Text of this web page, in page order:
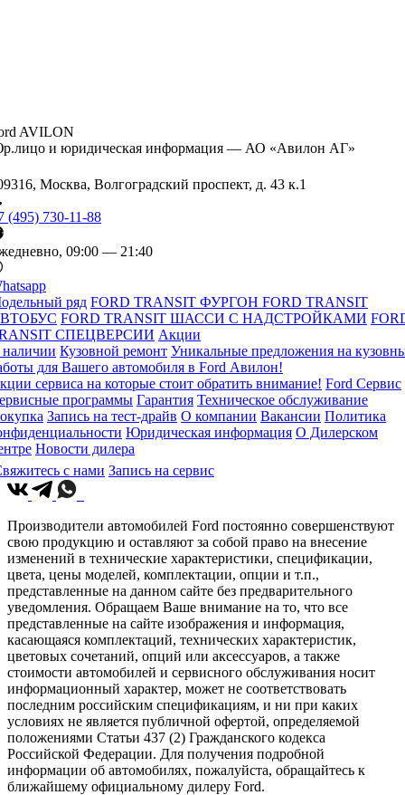
AVILON
и юридическая информация — АО «Авилон АГ»
Москва, Волгоградский проспект, д. 43 к.1
(495) 730-11-88
09:00 — 21:40
ряд FORD TRANSIT ФУРГОН FORD TRANSIT
FORD TRANSIT ШАССИ С НАДСТРОЙКАМИ
СПЕЦВЕРСИИ Акции
Кузовной ремонт Уникальные предложения на
для Вашего автомобиля в Ford Авилон!
сервиса на которые стоит обратить внимание! Ford Сервис
программы Гарантия Техническое обслуживание
Запись на тест-драйв О компании Вакансии Политика
Юридическая информация О Дилерском
Новости дилера
с нами Запись на сервис
Производители автомобилей Ford постоянно совершенствуют
свою продукцию и оставляют за собой право на внесение
изменений в технические характеристики, спецификации,
цвета, цены моделей, комплектации, опции и т.п.,
представленные на данном сайте без предварительного
уведомления. Обращаем Ваше внимание на то, что все
представленные на сайте изображения и информация,
касающаяся комплектаций, технических характеристик,
цветовых сочетаний, опций или аксессуаров, а также
стоимости автомобилей и сервисного обслуживания носит
информационный характер, может не соответствовать
последним российским спецификациям, и ни при каких
условиях не является публичной офертой, определяемой
положениями Статьи 437 (2) Гражданского кодекса
Российской Федерации. Для получения подробной
информации об автомобилях, пожалуйста, обращайтесь к
ближайшему официальному дилеру Ford.